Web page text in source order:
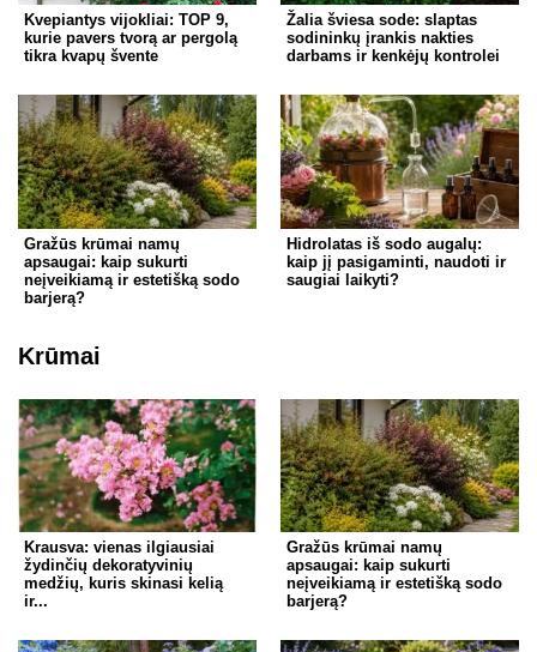
Kvepiantys vijokliai: TOP 9,
kurie pavers tvorą ar pergolą
tikra kvapų švente
Žalia šviesa sode: slaptas
sodininkų įrankis nakties
darbams ir kenkėjų kontrolei
Gražūs krūmai namų
apsaugai: kaip sukurti
neįveikiamą ir estetišką sodo
barjerą?
Hidrolatas iš sodo augalų:
kaip jį pasigaminti, naudoti ir
saugiai laikyti?
Krūmai
Krausva: vienas ilgiausiai
žydinčių dekoratyvinių
medžių, kuris skinasi kelią
ir...
Gražūs krūmai namų
apsaugai: kaip sukurti
neįveikiamą ir estetišką sodo
barjerą?